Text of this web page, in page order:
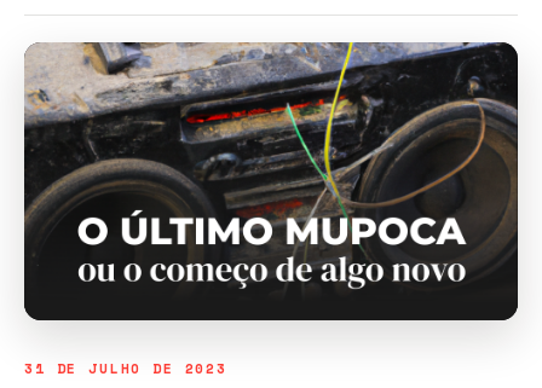
31 DE JULHO DE 2023